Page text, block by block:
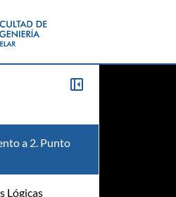
a 2. Punto
Lógicas